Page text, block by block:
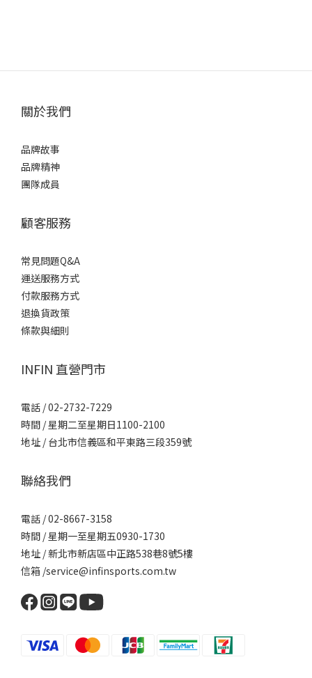
關於我們
品牌故事
品牌精神
團隊成員
顧客服務
常見問題Q&A
運送服務方式
付款服務方式
退換貨政策
條款與細則
INFIN 直營門市
電話 / 02-2732-7229
時間 / 星期二至星期日1100-2100
地址 / 台北市信義區和平東路三段359號
聯絡我們
電話 / 02-8667-3158
時間 / 星期一至星期五0930-1730
地址 / 新北市新店區中正路538巷8號5樓
信箱 /service@infinsports.com.tw